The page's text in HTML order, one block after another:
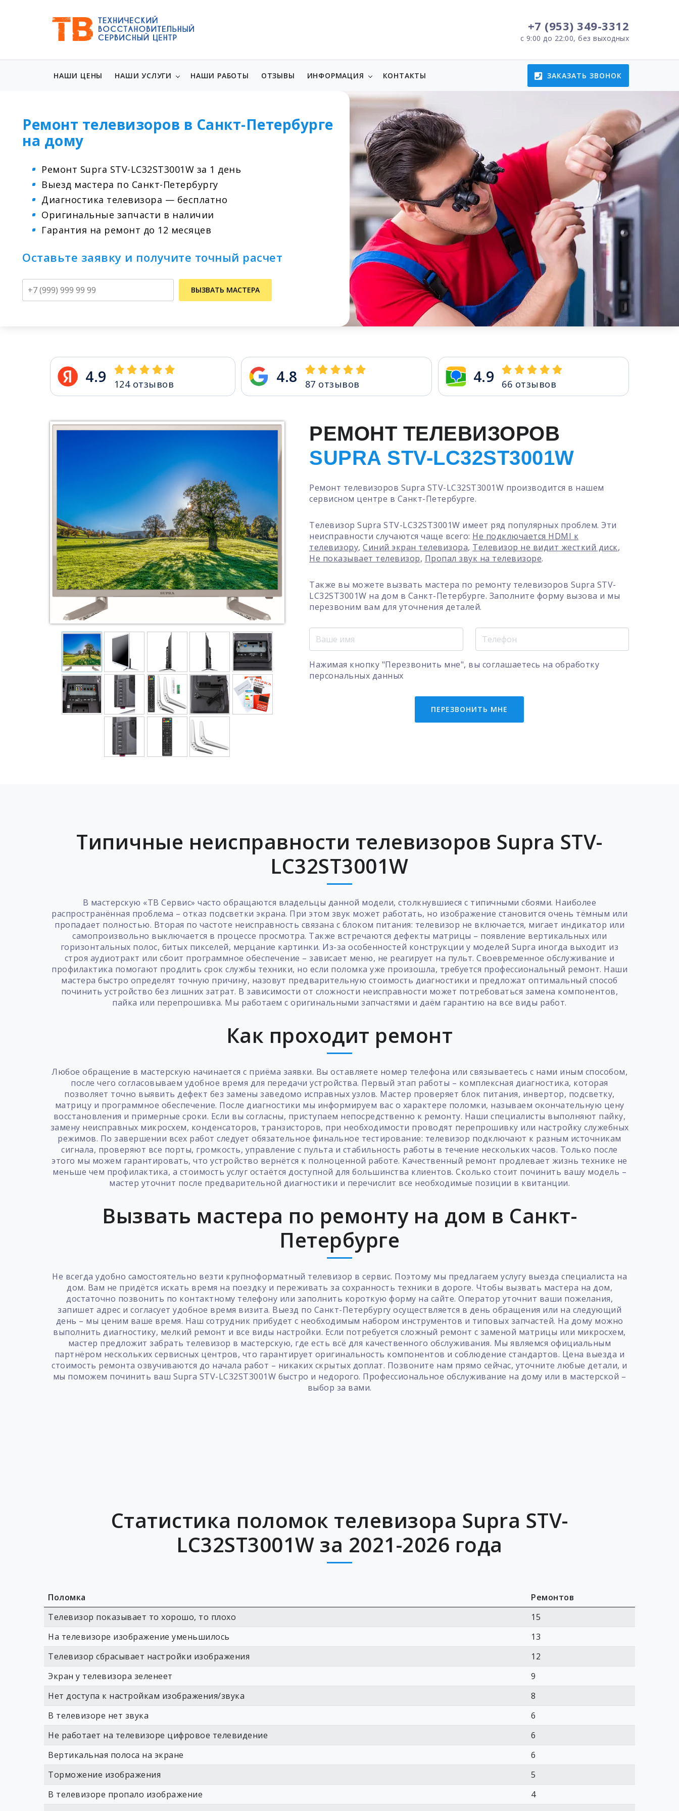
+7 (953) 349-3312
с 9:00 до 22:00, без выходных
НАШИ ЦЕНЫ НАШИ УСЛУГИ НАШИ РАБОТЫ ОТЗЫВЫ ИНФОРМАЦИЯ КОНТАКТЫ ЗАКАЗАТЬ ЗВОНОК
Ремонт телевизоров в Санкт-Петербурге
на дому
Ремонт Supra STV-LC32ST3001W за 1 день
Выезд мастера по Санкт-Петербургу
Диагностика телевизора — бесплатно
Оригинальные запчасти в наличии
Гарантия на ремонт до 12 месяцев
Оставьте заявку и получите точный расчет
ВЫЗВАТЬ МАСТЕРА
4.9 124отзывов 4.8 87 отзывов 4.9 66 отзывов
РЕМОНТ ТЕЛЕВИЗОРОВ
SUPRA STV-LC32ST3001W
Ремонт телевизоров Supra STV-LC32ST3001W производится в нашем
сервисном центре в Санкт-Петербурге.
Телевизор Supra STV-LC32ST3001W имеет ряд популярных проблем. Эти
неисправности случаются чаще всего: Не подключается HDMI к
телевизору,Синий экран телевизора, Телевизор не видит жесткий диск,
Не показывает телевизор, Пропал звук на телевизоре.
Также вы можете вызвать мастера по ремонту телевизоров Supra STV-
LC32ST3001W на дом в Санкт-Петербурге. Заполните форму вызова и мы
перезвоним вам для уточнения деталей.
Нажимая кнопку "Перезвонить мне", вы соглашаетесь на обработку
персональных данных
ПЕРЕЗВОНИТЬ МНЕ
Типичные неисправности телевизоров Supra STV-
LC32ST3001W
В мастерскую «ТВ Сервис» часто обращаются владельцы данной модели, столкнувшиеся с типичными сбоями. Наиболее
распространённая проблема – отказ подсветки экрана. При этом звук может работать, но изображение становится очень тёмным или
пропадает полностью. Вторая по частоте неисправность связана с блоком питания: телевизор не включается, мигает индикатор или
самопроизвольно выключается в процессе просмотра. Также встречаются дефекты матрицы – появление вертикальных или
горизонтальных полос, битых пикселей, мерцание картинки. Из-за особенностей конструкции у моделей Supra иногда выходит из
строя аудиотракт или сбоит программное обеспечение – зависает меню, не реагирует на пульт. Своевременное обслуживание и
профилактика помогают продлить срок службы техники, но если поломка уже произошла, требуется профессиональный ремонт. Наши
мастера быстро определят точную причину, назовут предварительную стоимость диагностики и предложат оптимальный способ
починить устройство без лишних затрат. В зависимости от сложности неисправности может потребоваться замена компонентов,
пайка или перепрошивка. Мы работаем с оригинальными запчастями и даём гарантию на все виды работ.
Как проходит ремонт
Любое обращение в мастерскую начинается с приёма заявки. Вы оставляете номер телефона или связываетесь с нами иным способом,
после чего согласовываем удобное время для передачи устройства. Первый этап работы – комплексная диагностика, которая
позволяет точно выявить дефект без замены заведомо исправных узлов. Мастер проверяет блок питания, инвертор, подсветку,
матрицу и программное обеспечение. После диагностики мы информируем вас о характере поломки, называем окончательную цену
восстановления и примерные сроки. Если вы согласны, приступаем непосредственно к ремонту. Наши специалисты выполняют пайку,
замену неисправных микросхем, конденсаторов, транзисторов, при необходимости проводят перепрошивку или настройку служебных
режимов. По завершении всех работ следует обязательное финальное тестирование: телевизор подключают к разным источникам
сигнала, проверяют все порты, громкость, управление с пульта и стабильность работы в течение нескольких часов. Только после
этого мы можем гарантировать, что устройство вернётся к полноценной работе. Качественный ремонт продлевает жизнь технике не
меньше чем профилактика, а стоимость услуг остаётся доступной для большинства клиентов. Сколько стоит починить вашу модель –
мастер уточнит после предварительной диагностики и перечислит все необходимые позиции в квитанции.
Вызвать мастера по ремонту на дом в Санкт-
Петербурге
Не всегда удобно самостоятельно везти крупноформатный телевизор в сервис. Поэтому мы предлагаем услугу выезда специалиста на
дом. Вам не придётся искать время на поездку и переживать за сохранность техники в дороге. Чтобы вызвать мастера на дом,
достаточно позвонить по контактному телефону или заполнить короткую форму на сайте. Оператор уточнит ваши пожелания,
запишет адрес и согласует удобное время визита. Выезд по Санкт-Петербургу осуществляется в день обращения или на следующий
день – мы ценим ваше время. Наш сотрудник прибудет с необходимым набором инструментов и типовых запчастей. На дому можно
выполнить диагностику, мелкий ремонт и все виды настройки. Если потребуется сложный ремонт с заменой матрицы или микросхем,
мастер предложит забрать телевизор в мастерскую, где есть всё для качественного обслуживания. Мы являемся официальным
партнёром нескольких сервисных центров, что гарантирует оригинальность компонентов и соблюдение стандартов. Цена выезда и
стоимость ремонта озвучиваются до начала работ – никаких скрытых доплат. Позвоните нам прямо сейчас, уточните любые детали, и
мы поможем починить ваш Supra STV-LC32ST3001W быстро и недорого. Профессиональное обслуживание на дому или в мастерской –
выбор за вами.
Статистика поломок телевизора Supra STV-
LC32ST3001W за 2021-2026 года
Поломка
Ремонтов
Телевизор показывает то хорошо, то плохо
15
На телевизоре изображение уменьшилось
13
Телевизор сбрасывает настройки изображения
12
Экран у телевизора зеленеет
9
Нет доступа к настройкам изображения/звука
8
В телевизоре нет звука
6
Не работает на телевизоре цифровое телевидение
6
Вертикальная полоса на экране
6
Торможение изображения
5
В телевизоре пропало изображение
4